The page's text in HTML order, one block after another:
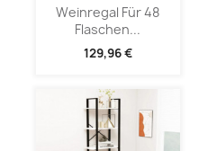
Weinregal Für 48
Flaschen...
129,96 €